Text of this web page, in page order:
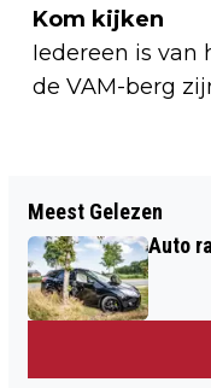
Kom kijken
Iedereen is van
de VAM-berg
HET NIEUWE
RETRAITE
Meest Gelezen
Auto